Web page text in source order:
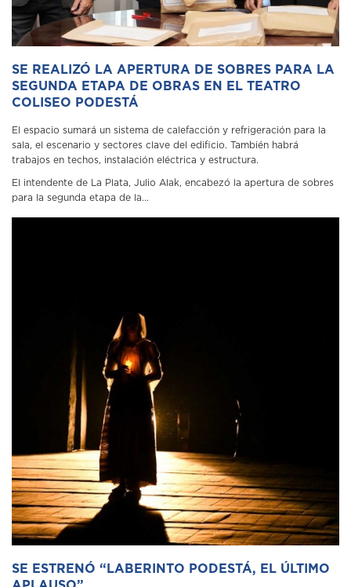
SE REALIZÓ LA APERTURA DE SOBRES PARA LA
SEGUNDA ETAPA DE OBRAS EN EL TEATRO
COLISEO PODESTÁ
El espacio sumará un sistema de calefacción y refrigeración para la
sala, el escenario y sectores clave del edificio. También habrá
trabajos en techos, instalación eléctrica y estructura.
El intendente de La Plata, Julio Alak, encabezó la apertura de sobres
para la segunda etapa de la...
SE ESTRENÓ “LABERINTO PODESTÁ, EL ÚLTIMO